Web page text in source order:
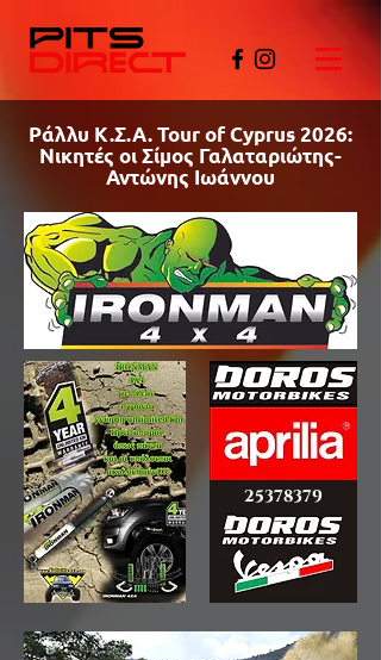
Ράλλυ Κ.Σ.Α. Tour of Cyprus 2026:
Νικητές οι Σίμος Γαλαταριώτης-
Αντώνης Ιωάννου
©PITSDIRECT
25378379